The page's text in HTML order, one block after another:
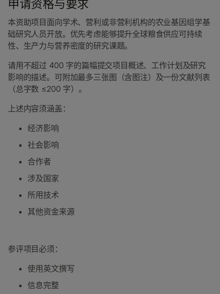
申请资格与要求
本资助项目面向学术、营利或非营利机构的农业基因组学基
础研究人员开放。优先考虑能够提升全球粮食供应可持续
性、生产力与营养密度的研究课题。
请用不超过 400 字的篇幅提交项目概述、工作计划及研究
影响的描述。可附加最多三张图（含图注）及一份文献列表
（总字数 ≤200 字）。
上述内容须涵盖：
经济影响
社会影响
合作者
涉及国家
所用技术
其他资金来源
参评项目必须：
使用英文撰写
信息完整